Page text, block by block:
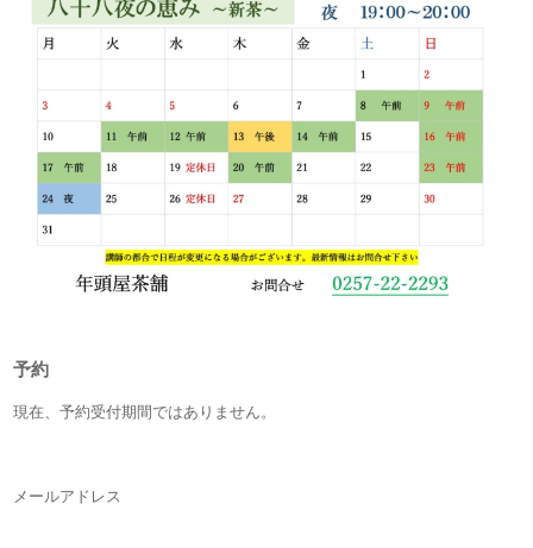
予約
現在、予約受付期間ではありません。
メールアドレス